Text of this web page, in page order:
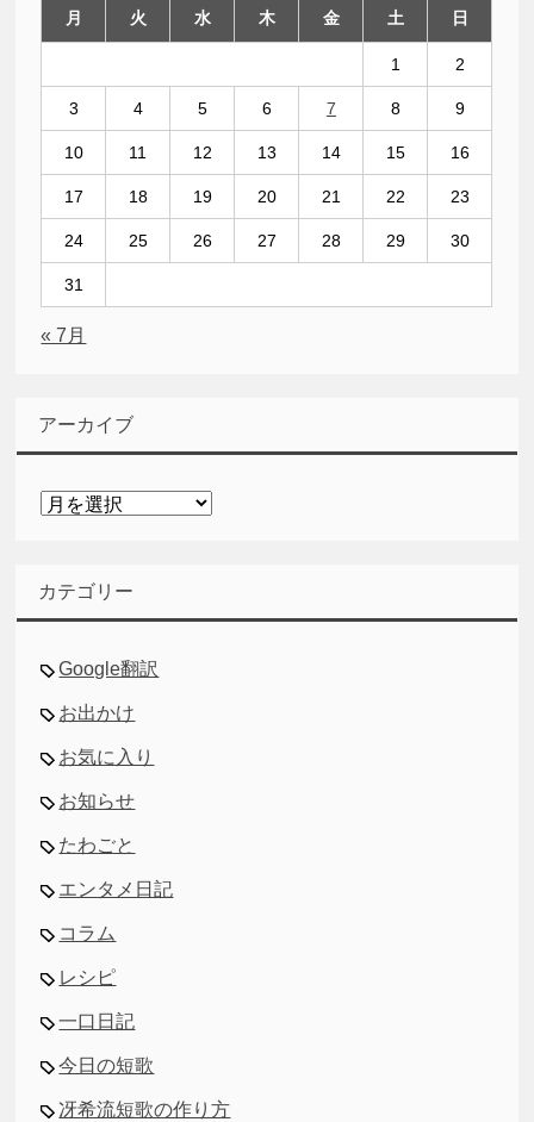
月 火 水 木 金 土 日
1 2
3 4 5 6 7 8 9
10 11 12 13 14 15 16
17 18 19 20 21 22 23
24 25 26 27 28 29 30
31
« 7月
アーカイブ
ア
ブ
カテゴリー
Google翻訳
お出かけ
お気に入り
お知らせ
たわごと
エンタメ日記
コラム
レシピ
一口日記
今日の短歌
冴希流短歌の作り方